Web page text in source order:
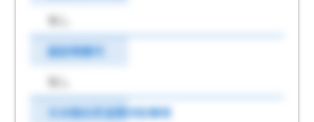
なし
固定残業代
なし
その他の手当等付記事項